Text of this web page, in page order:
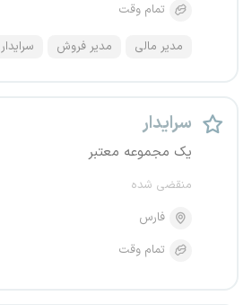
تمام وقت
مدیر مالی مدیر فروش سرایدار
سرایدار
یک مجموعه معتبر
منقضی شده
فارس
تمام وقت